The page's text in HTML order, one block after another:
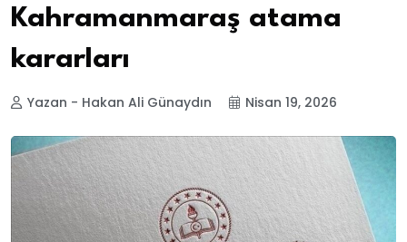
Kahramanmaraş atama
kararları
Yazan - Hakan Ali Günaydın Nisan 19, 2026